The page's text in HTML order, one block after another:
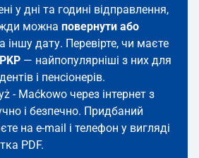
у дні та годині відправлення,
можна повернути або
іншу дату. Перевірте, чи маєте
— найпопулярніші з них для
і пенсіонерів.
- Maćkowo через інтернет з
і безпечно. Придбаний
на e-mail і телефон у вигляді
PDF.